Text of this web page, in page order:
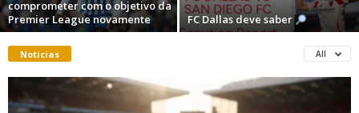
comprometer com o objetivo da
Premier League novamente
FC Dallas deve saber
Noticias All